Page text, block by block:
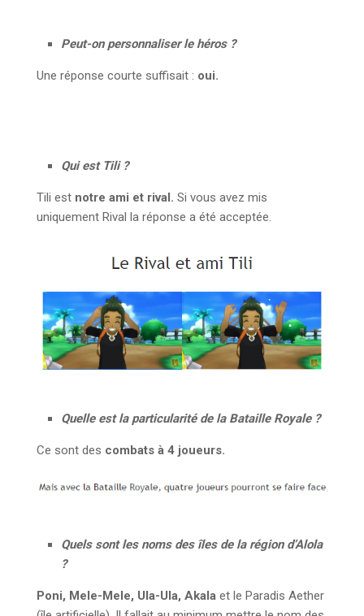
Peut-on personnaliser le héros ?
Une réponse courte suffisait : oui.
Qui est Tili ?
Tili est notre ami et rival. Si vous avez mis
uniquement Rival la réponse a été acceptée.
Quelle est la particularité de la Bataille Royale ?
Ce sont des combats à 4 joueurs.
Quels sont les noms des îles de la région d’Alola
?
Poni, Mele-Mele, Ula-Ula, Akala et le Paradis Aether